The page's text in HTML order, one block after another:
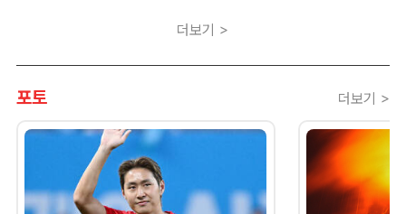
더보기 >
포토 더보기 >